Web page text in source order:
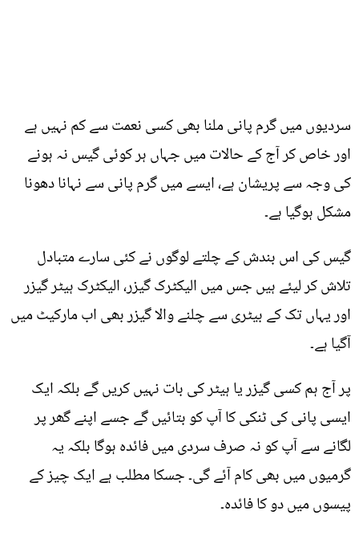
سردیوں میں گرم پانی ملنا بھی کسی نعمت سے کم نہیں ہے
اور خاص کر آج کے حالات میں جہاں ہر کوئی گیس نہ ہونے
کی وجہ سے پریشان ہے، ایسے میں گرم پانی سے نہانا دھونا
مشکل ہوگیا ہے۔
گیس کی اس بندش کے چلتے لوگوں نے کئی سارے متبادل
تلاش کر لیئے ہیں جس میں الیکٹرک گیزر، الیکٹرک ہیٹر گیزر
اور یہاں تک کے بیٹری سے چلنے والا گیزر بھی اب مارکیٹ میں
آگیا ہے۔
پر آج ہم کسی گیزر یا ہیٹر کی بات نہیں کریں گے بلکہ ایک
ایسی پانی کی ٹنکی کا آپ کو بتائیں گے جسے اپنے گھر پر
لگانے سے آپ کو نہ صرف سردی میں فائدہ ہوگا بلکہ یہ
گرمیوں میں بھی کام آئے گی۔ جسکا مطلب ہے ایک چیز کے
پیسوں میں دو کا فائدہ۔